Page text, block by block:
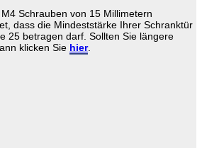
Schrauben von 15 Millimetern
dass die Mindeststärke Ihrer Schranktür
25 betragen darf. Sollten Sie längere
klicken Sie hier.